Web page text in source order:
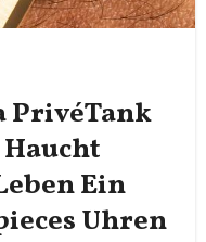
PrivéTank
Ein
Uhren